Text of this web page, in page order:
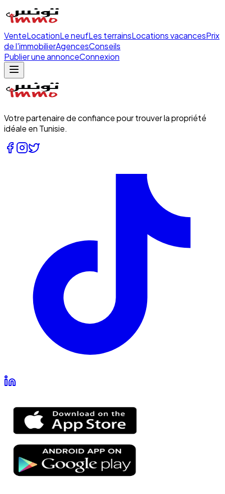
VenteLocationLe neufLes terrainsLocations vacancesPrix
de l'immobilierAgencesConseils
Publier une annonceConnexion
Votre partenaire de confiance pour trouver la propriété
idéale en Tunisie.